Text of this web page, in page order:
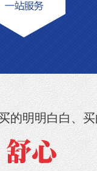
的明明白白、